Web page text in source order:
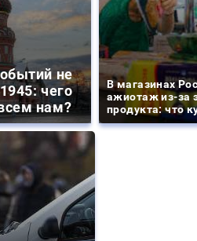
не
чего
нам?
В магазинах
ажиотаж из-за
продукта: что